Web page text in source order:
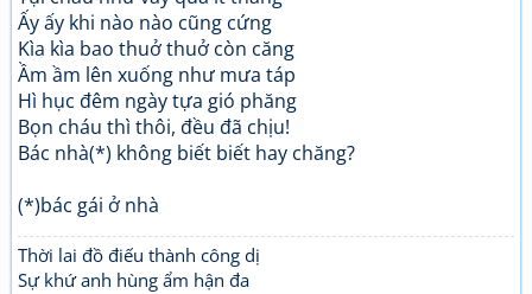
Ấy ấy khi nào nào cũng cứng
Kìa kìa bao thuở thuở còn căng
Ầm ầm lên xuống như mưa táp
Hì hục đêm ngày tựa gió phăng
Bọn cháu thì thôi, đều đã chịu!
Bác nhà(*) không biết biết hay chăng?
(*)bác gái ở nhà
Thời lai đồ điếu thành công dị
Sự khứ anh hùng ẩm hận đa